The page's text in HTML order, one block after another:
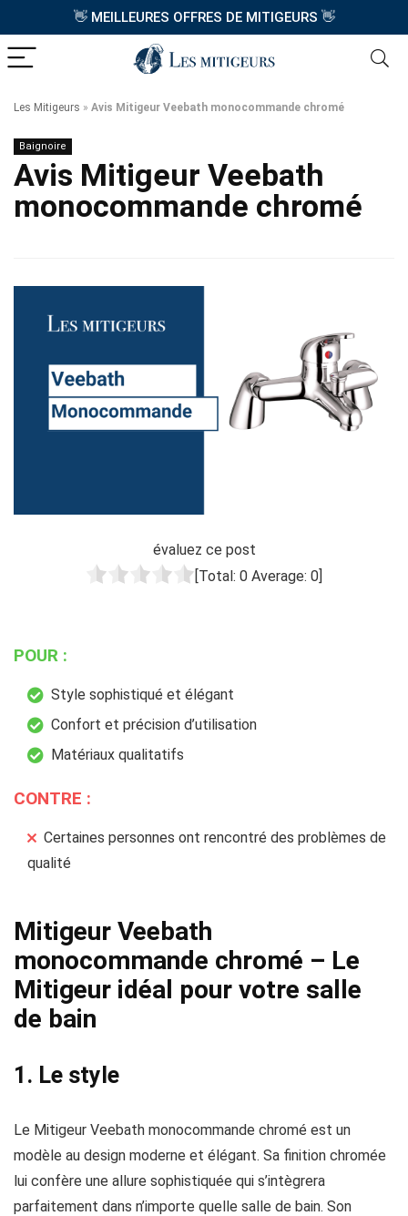
👋MEILLEURES OFFRES DE MITIGEURS 👋
Les Mitigeurs » Avis Mitigeur Veebath monocommande chromé
Baignoire
Avis Mitigeur Veebath
monocommande chromé
évaluez ce post
[Total: 0 Average: 0]
POUR :
Style sophistiqué et élégant
Confort et précision d’utilisation
Matériaux qualitatifs
CONTRE :
Certaines personnes ont rencontré des problèmes de
qualité
Mitigeur Veebath
monocommande chromé – Le
Mitigeur idéal pour votre salle
de bain
1. Le style
Le Mitigeur Veebath monocommande chromé est un
modèle au design moderne et élégant. Sa finition chromée
lui confère une allure sophistiquée qui s’intègrera
parfaitement dans n’importe quelle salle de bain. Son